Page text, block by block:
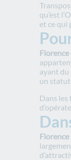
qu’est
et ce qui
Florence
ayant du
un
Dans les
Florence